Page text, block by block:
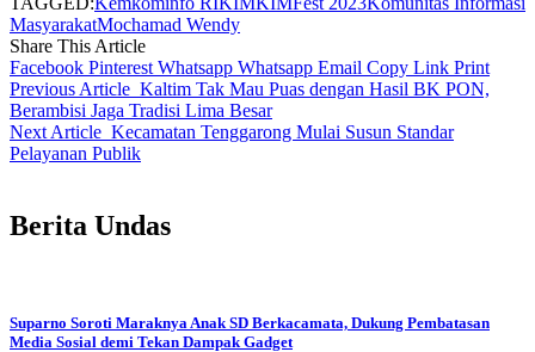
MasyarakatMochamad Wendy
Share This Article
Facebook Pinterest Whatsapp Whatsapp Email Copy Link Print
Previous Article Kaltim Tak Mau Puas dengan Hasil BK PON,
Berambisi Jaga Tradisi Lima Besar
Next Article Kecamatan Tenggarong Mulai Susun Standar
Pelayanan Publik
Berita Undas
Suparno Soroti Maraknya Anak SD Berkacamata, Dukung Pembatasan
Media Sosial demi Tekan Dampak Gadget